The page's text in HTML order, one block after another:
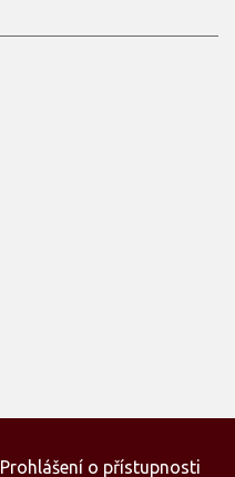
Prohlášení o přístupnosti